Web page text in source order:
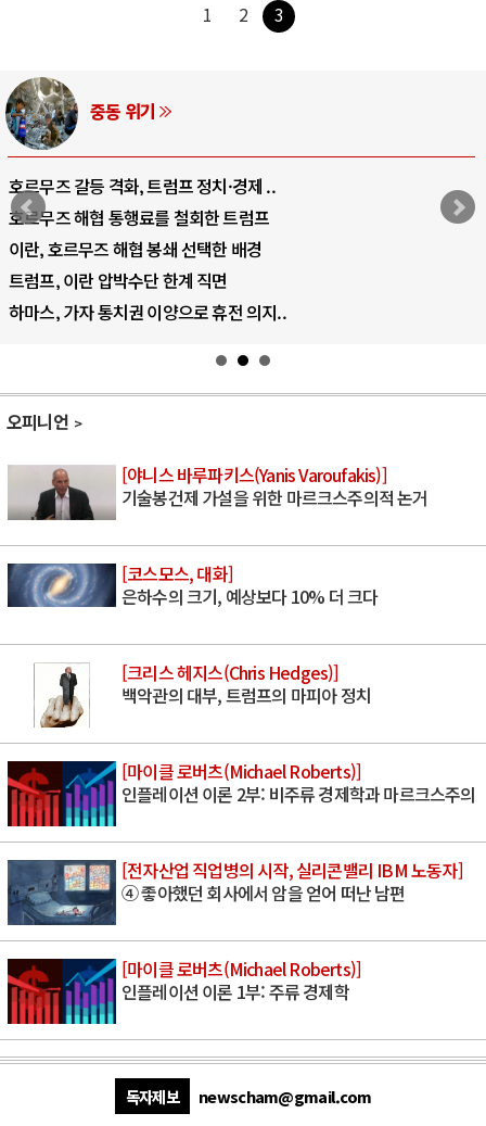
1 2 3
중동 위기
호르무즈 갈등 격화, 트럼프 정치·경제 ..
호르무즈 해협 통행료를 철회한 트럼프
이란, 호르무즈 해협 봉쇄 선택한 배경
트럼프, 이란 압박수단 한계 직면
하마스, 가자 통치권 이양으로 휴전 의지..
오피니언
[야니스 바루파키스(Yanis Varoufakis)]
기술봉건제 가설을 위한 마르크스주의적 논거
[코스모스, 대화]
은하수의 크기, 예상보다 10% 더 크다
[크리스 헤지스(Chris Hedges)]
백악관의 대부, 트럼프의 마피아 정치
[마이클 로버츠(Michael Roberts)]
인플레이션 이론 2부: 비주류 경제학과 마르크스주의
[전자산업 직업병의 시작, 실리콘밸리 IBM 노동자]
④ 좋아했던 회사에서 암을 얻어 떠난 남편
[마이클 로버츠(Michael Roberts)]
인플레이션 이론 1부: 주류 경제학
독자제보
newscham@gmail.com